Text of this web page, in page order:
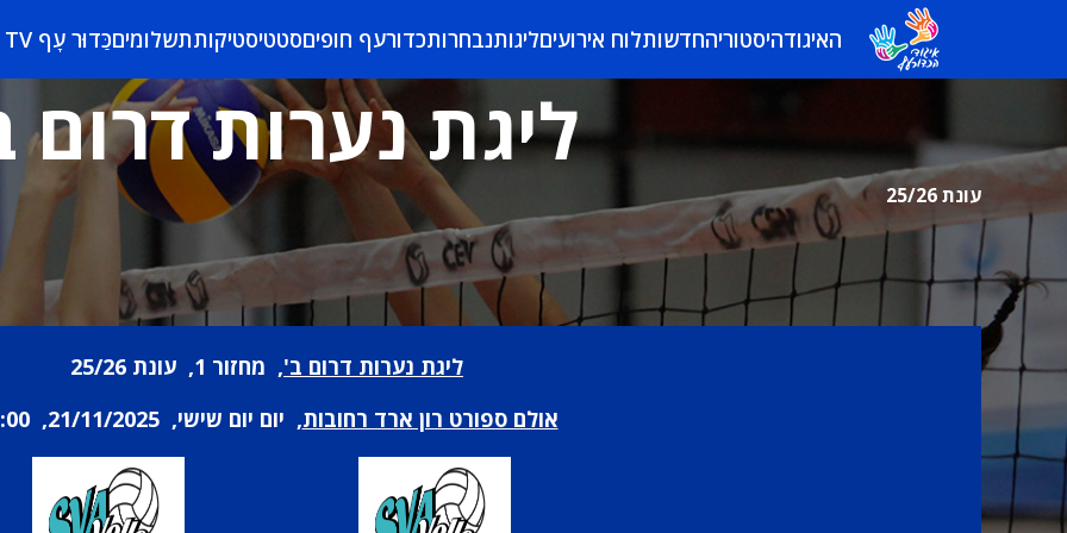
האיגודהיסטוריהחדשותלוח אירועיםליגותנבחרותכדורעף חופיםסטטיסטיקותתשלומיםכַּדוּר עָף TV
ליגת נערות דרום
עונת 25/26
ליגת נערות דרום ב', מחזור 1, עונת 25/26
אולם ספורט רון ארד רחובות, יום יום שישי, 21/11/2025, 16:00